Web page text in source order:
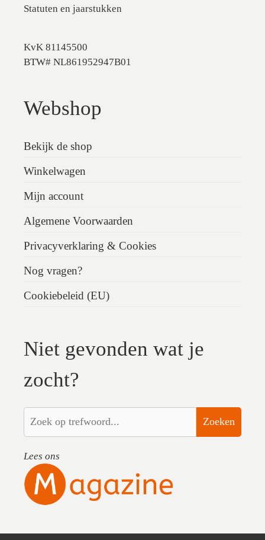
Statuten en jaarstukken
KvK 81145500
BTW# NL861952947B01
Webshop
Bekijk de shop
Winkelwagen
Mijn account
Algemene Voorwaarden
Privacyverklaring & Cookies
Nog vragen?
Cookiebeleid (EU)
Niet gevonden wat je
zocht?
Zoeken
Lees ons